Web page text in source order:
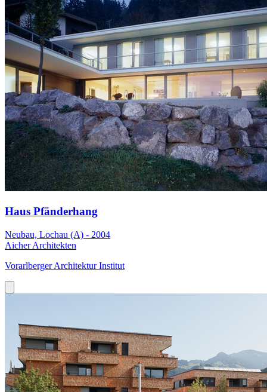
Haus Pfänderhang
Neubau, Lochau (A) - 2004
Aicher Architekten
Vorarlberger Architektur Institut